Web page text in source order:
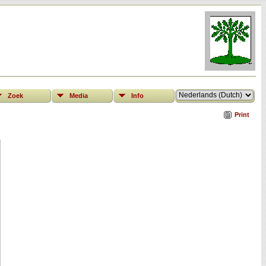
Zoek Media Info
Print